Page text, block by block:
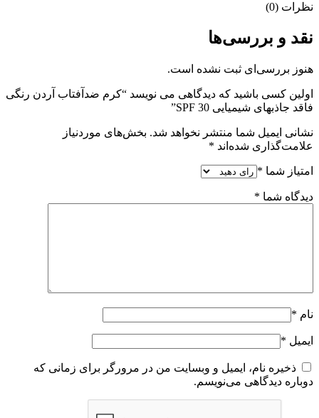
نظرات (0)
نقد و بررسی‌ها
هنوز بررسی‌ای ثبت نشده است.
اولین کسی باشید که دیدگاهی می نویسد “کرم ضدآفتاب آردن رنگی
فاقد جاذبهای شیمیایی SPF 30”
نشانی ایمیل شما منتشر نخواهد شد. بخش‌های موردنیاز
علامت‌گذاری شده‌اند *
امتیاز شما *
دیدگاه شما *
نام *
ایمیل *
ذخیره نام، ایمیل و وبسایت من در مرورگر برای زمانی که
دوباره دیدگاهی می‌نویسم.